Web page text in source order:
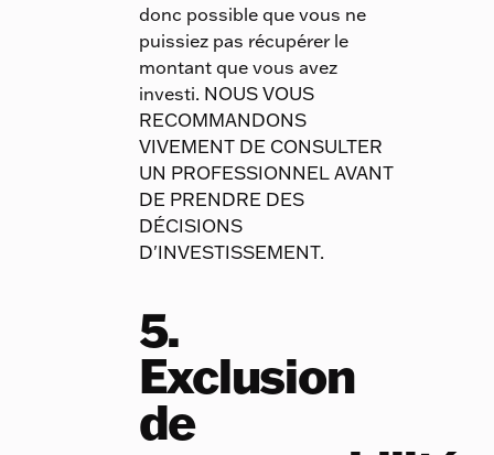
donc possible que vous ne
puissiez pas récupérer le
montant que vous avez
investi. NOUS VOUS
RECOMMANDONS
VIVEMENT DE CONSULTER
UN PROFESSIONNEL AVANT
DE PRENDRE DES
DÉCISIONS
D'INVESTISSEMENT.
5.
Exclusion
de